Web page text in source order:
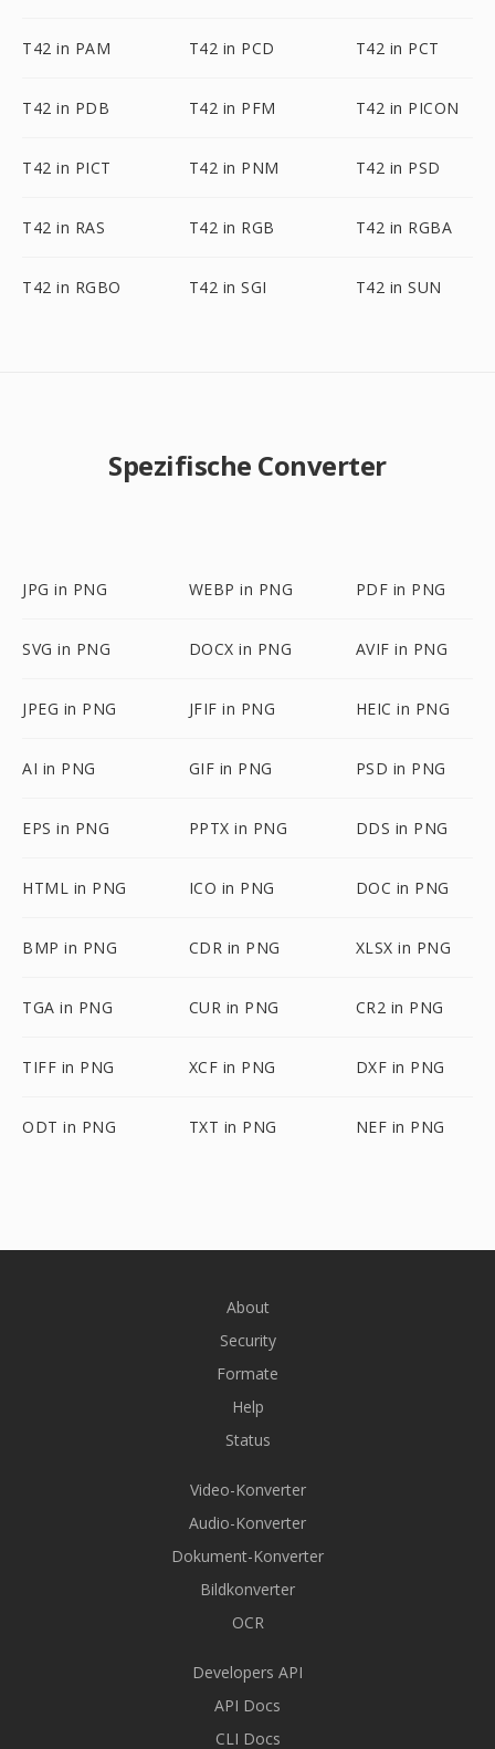
T42 in PAM T42 in PCD T42 in PCT
T42 in PDB T42 in PFM T42 in PICON
T42 in PICT T42 in PNM T42 in PSD
T42 in RAS T42 in RGB T42 in RGBA
T42 in RGBO T42 in SGI T42 in SUN
Spezifische Converter
JPG in PNG WEBP in PNG PDF in PNG
SVG in PNG DOCX in PNG AVIF in PNG
JPEG in PNG JFIF in PNG HEIC in PNG
AI in PNG GIF in PNG PSD in PNG
EPS in PNG PPTX in PNG DDS in PNG
HTML in PNG ICO in PNG DOC in PNG
BMP in PNG CDR in PNG XLSX in PNG
TGA in PNG CUR in PNG CR2 in PNG
TIFF in PNG XCF in PNG DXF in PNG
ODT in PNG TXT in PNG NEF in PNG
About
Security
Formate
Help
Status
Video-Konverter
Audio-Konverter
Dokument-Konverter
Bildkonverter
OCR
Developers API
API Docs
CLI Docs